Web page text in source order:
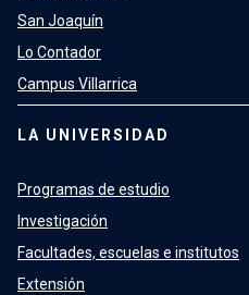
San Joaquín
Lo Contador
Campus Villarrica
LA UNIVERSIDAD
Programas de estudio
Investigación
Facultades, escuelas e institutos
Extensión